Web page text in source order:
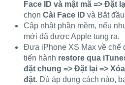
Face ID và mật mã => Đặt
chọn Cài Face ID và Bắt
Cập nhật phần mềm, nếu
mới đã được Apple tung ra.
Đưa iPhone XS Max về chế
tiến hành restore qua
đặt chung => Đặt lại =>
đặt. Dù áp dụng cách nào,